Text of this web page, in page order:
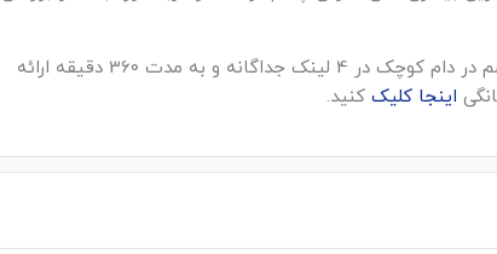
فایل دوره آموزشی مدیریت تشخیص و درمان بیماریهای چشم در دام کوچک در 4 لینک جداگانه و به مدت 360 دقیقه ارائه
اینجا کلیککنید.